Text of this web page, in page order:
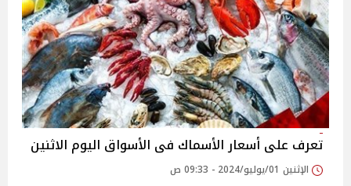
تعرف على أسعار الأسماك فى الأسواق اليوم الاثنين
الإثنين 01/يوليو/2024 - 09:33 ص